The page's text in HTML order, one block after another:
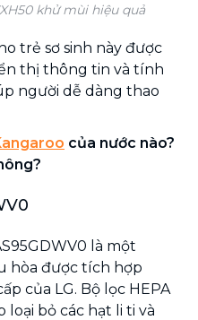
khử mùi hiệu quả
trẻ sơ sinh này được
thị thông tin và tính
người dễ dàng thao
của nước nào?
là một
hòa được tích hợp
của LG. Bộ lọc HEPA
bỏ các hạt li ti và